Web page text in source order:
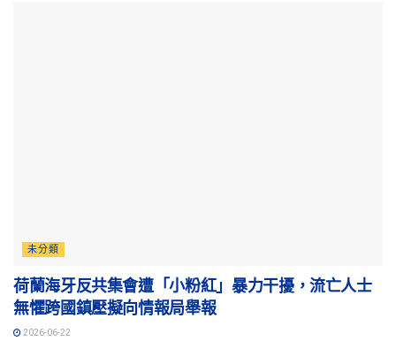
未分類
荷蘭海牙反共集會遭「小粉紅」暴力干擾，流亡人士
無懼跨國鎮壓擬向情報局舉報
2026-06-22